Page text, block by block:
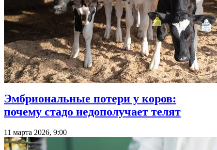
Эмбриональные потери у коров:
почему стадо недополучает телят
11 марта 2026, 9:00